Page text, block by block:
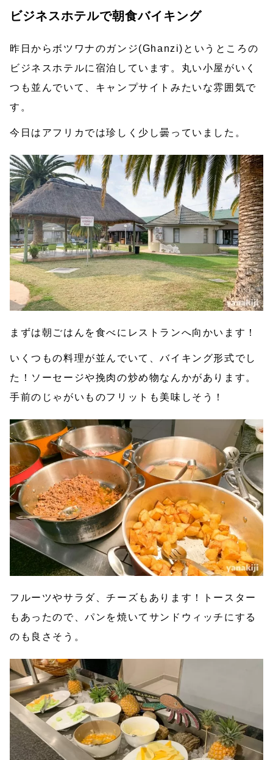
ビジネスホテルで朝食バイキング
昨日からボツワナのガンジ(Ghanzi)というところの
ビジネスホテルに宿泊しています。丸い小屋がいく
つも並んでいて、キャンプサイトみたいな雰囲気で
す。
今日はアフリカでは珍しく少し曇っていました。
まずは朝ごはんを食べにレストランへ向かいます！
いくつもの料理が並んでいて、バイキング形式でし
た！ソーセージや挽肉の炒め物なんかがあります。
手前のじゃがいものフリットも美味しそう！
フルーツやサラダ、チーズもあります！トースター
もあったので、パンを焼いてサンドウィッチにする
のも良さそう。